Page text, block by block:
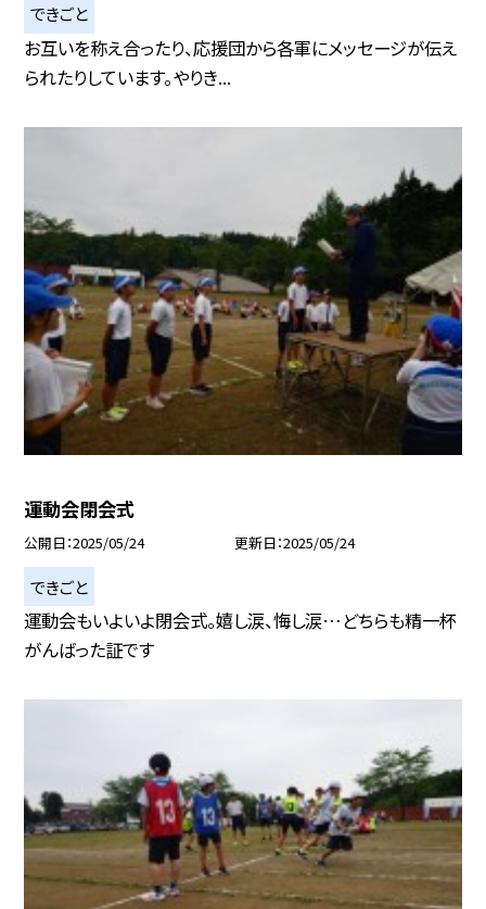
できごと
お互いを称え合ったり、応援団から各軍にメッセージが伝え
られたりしています。やりき...
運動会閉会式
公開日 2025/05/24 更新日 2025/05/24
できごと
運動会もいよいよ閉会式。嬉し涙、悔し涙…どちらも精一杯
がんばった証です